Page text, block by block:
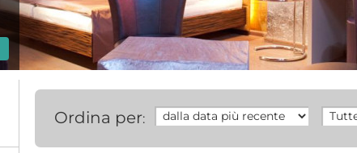
Ordina per: